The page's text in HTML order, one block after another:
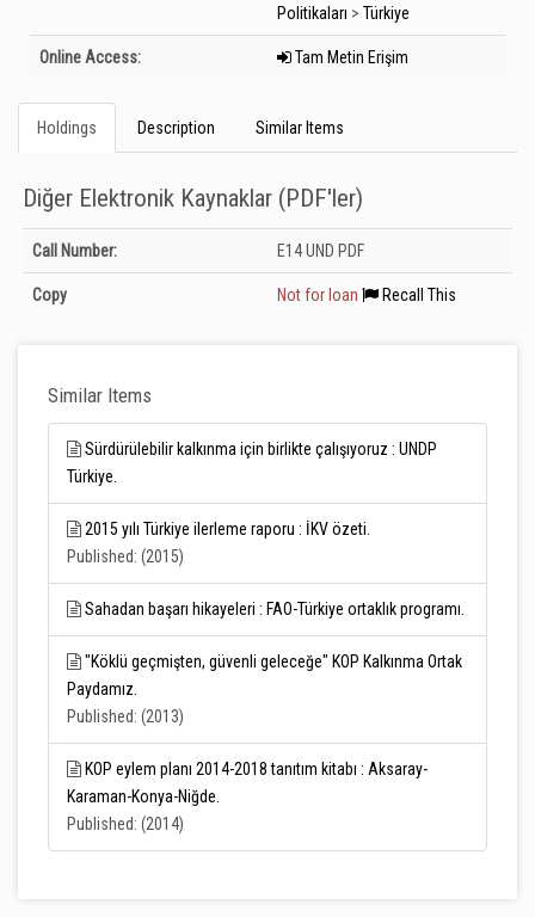
Politikaları > Türkiye
Online Access: Tam Metin Erişim
Holdings Description Similar Items
Diğer Elektronik Kaynaklar (PDF'ler)
Holdings details from Diğer Elektronik Kaynaklar (PDF&#039;ler): Unknown
Call Number: E14 UND PDF
Copy Not for loan Recall This
Similar Items
Sürdürülebilir kalkınma için birlikte çalışıyoruz : UNDP
Türkiye.
2015 yılı Türkiye ilerleme raporu : İKV özeti.
Published: (2015)
Sahadan başarı hikayeleri : FAO-Türkiye ortaklık programı.
"Köklü geçmişten, güvenli geleceğe" KOP Kalkınma Ortak
Paydamız.
Published: (2013)
KOP eylem planı 2014-2018 tanıtım kitabı : Aksaray-
Karaman-Konya-Niğde.
Published: (2014)